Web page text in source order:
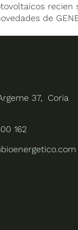
recien
de
37, Coria
162